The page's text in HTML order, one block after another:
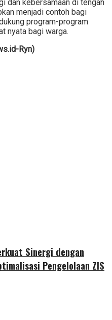
dan kebersamaan di tengah
menjadi contoh bagi
program-program
nyata bagi warga.
Ryn)
Sinergi dengan
Pengelolaan ZIS